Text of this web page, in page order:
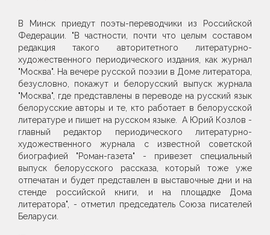
В Минск приедут поэты-переводчики из Российской
Федерации. "В частности, почти что целым составом
редакция такого авторитетного литературно-
художественного периодического издания, как журнал
"Москва". На вечере русской поэзии в Доме литератора,
безусловно, покажут и белорусский выпуск журнала
"Москва", где представлены в переводе на русский язык
белорусские авторы и те, кто работает в белорусской
литературе и пишет на русском языке. А Юрий Козлов -
главный редактор периодического литературно-
художественного журнала с известной советской
биографией "Роман-газета" - привезет специальный
выпуск белорусского рассказа, который тоже уже
отпечатан и будет представлен в выставочные дни и на
стенде российской книги, и на площадке Дома
литератора", - отметил председатель Союза писателей
Беларуси.